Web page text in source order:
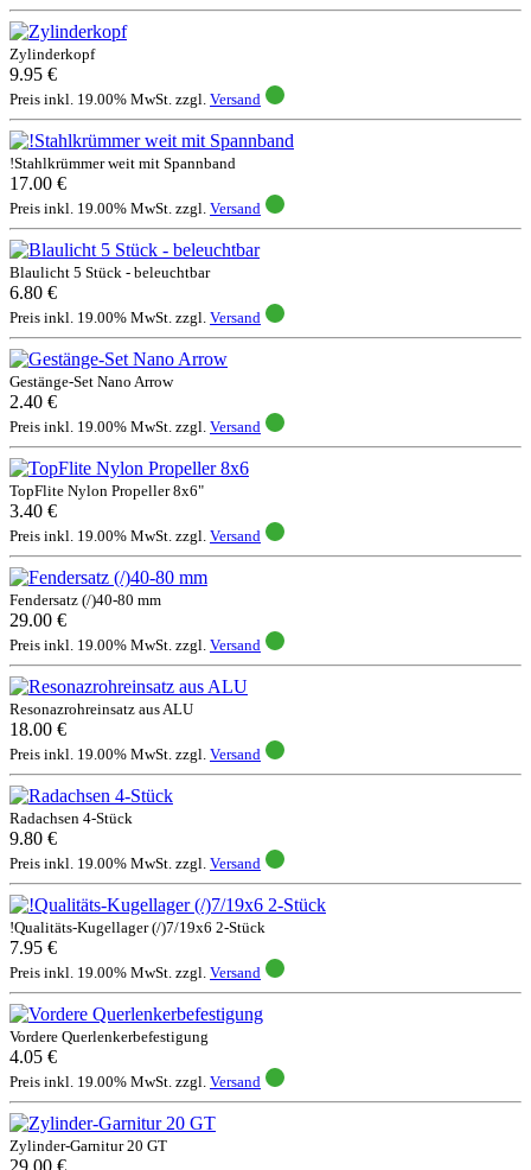
Zylinderkopf
9.95 €
Preis inkl. 19.00% MwSt. zzgl. Versand
!Stahlkrümmer weit mit Spannband
17.00 €
Preis inkl. 19.00% MwSt. zzgl. Versand
Blaulicht 5 Stück - beleuchtbar
6.80 €
Preis inkl. 19.00% MwSt. zzgl. Versand
Gestänge-Set Nano Arrow
2.40 €
Preis inkl. 19.00% MwSt. zzgl. Versand
TopFlite Nylon Propeller 8x6"
3.40 €
Preis inkl. 19.00% MwSt. zzgl. Versand
Fendersatz (/)40-80 mm
29.00 €
Preis inkl. 19.00% MwSt. zzgl. Versand
Resonazrohreinsatz aus ALU
18.00 €
Preis inkl. 19.00% MwSt. zzgl. Versand
Radachsen 4-Stück
9.80 €
Preis inkl. 19.00% MwSt. zzgl. Versand
!Qualitäts-Kugellager (/)7/19x6 2-Stück
7.95 €
Preis inkl. 19.00% MwSt. zzgl. Versand
Vordere Querlenkerbefestigung
4.05 €
Preis inkl. 19.00% MwSt. zzgl. Versand
Zylinder-Garnitur 20 GT
29.00 €